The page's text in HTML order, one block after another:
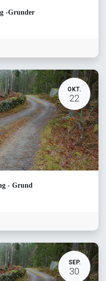
-Grunder
OKT.
22
- Grund
SEP.
30